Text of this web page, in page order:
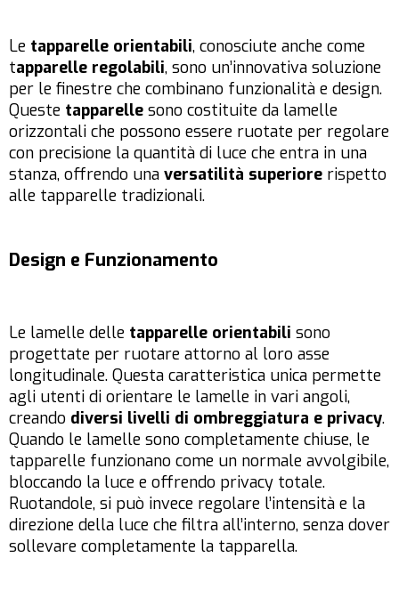
Le tapparelle orientabili, conosciute anche come
tapparelle regolabili, sono un’innovativa soluzione
per le finestre che combinano funzionalità e design.
Queste tapparelle sono costituite da lamelle
orizzontali che possono essere ruotate per regolare
con precisione la quantità di luce che entra in una
stanza, offrendo una versatilità superiore rispetto
alle tapparelle tradizionali.
Design e Funzionamento
Le lamelle delle tapparelle orientabili sono
progettate per ruotare attorno al loro asse
longitudinale. Questa caratteristica unica permette
agli utenti di orientare le lamelle in vari angoli,
creando diversi livelli di ombreggiatura e privacy.
Quando le lamelle sono completamente chiuse, le
tapparelle funzionano come un normale avvolgibile,
bloccando la luce e offrendo privacy totale.
Ruotandole, si può invece regolare l’intensità e la
direzione della luce che filtra all’interno, senza dover
sollevare completamente la tapparella.